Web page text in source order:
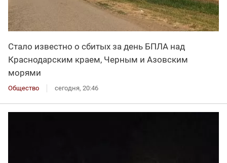
Стало известно о сбитых за день БПЛА над
Краснодарским краем, Черным и Азовским
морями
Общество сегодня, 20:46